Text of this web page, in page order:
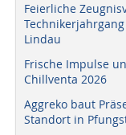
Feierliche
Lindau
Frische Impulse
Chillventa 2026
Aggreko baut
Standort in